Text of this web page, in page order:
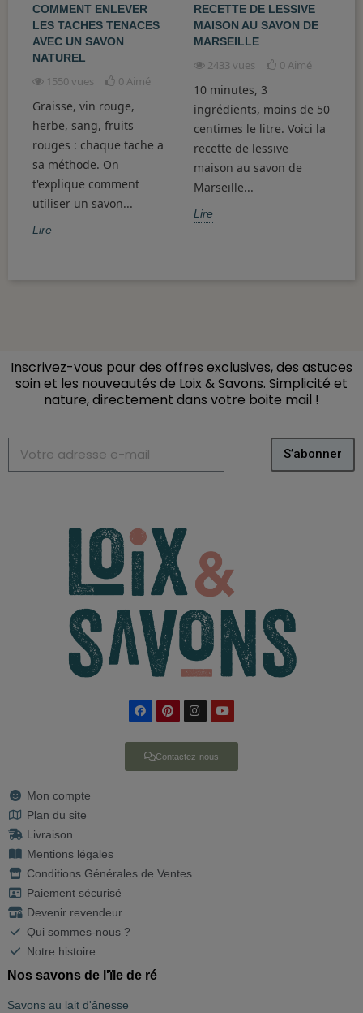
COMMENT ENLEVER
LES TACHES TENACES
AVEC UN SAVON
NATUREL
1550 vues 0Aimé
Graisse, vin rouge,
herbe, sang, fruits
rouges : chaque tache a
sa méthode. On
t'explique comment
utiliser un savon...
Lire
RECETTE DE LESSIVE
MAISON AU SAVON DE
MARSEILLE
2433 vues 0Aimé
10 minutes, 3
ingrédients, moins de 50
centimes le litre. Voici la
recette de lessive
maison au savon de
Marseille...
Lire
Inscrivez-vous pour des offres exclusives, des astuces
soin et les nouveautés de Loix & Savons. Simplicité et
nature, directement dans votre boite mail !
S’abonner
Contactez-nous
Mon compte
Plan du site
Livraison
Mentions légales
Conditions Générales de Ventes
Paiement sécurisé
Devenir revendeur
Qui sommes-nous ?
Notre histoire
Nos savons de l'ïle de ré
Savons au lait d'ânesse